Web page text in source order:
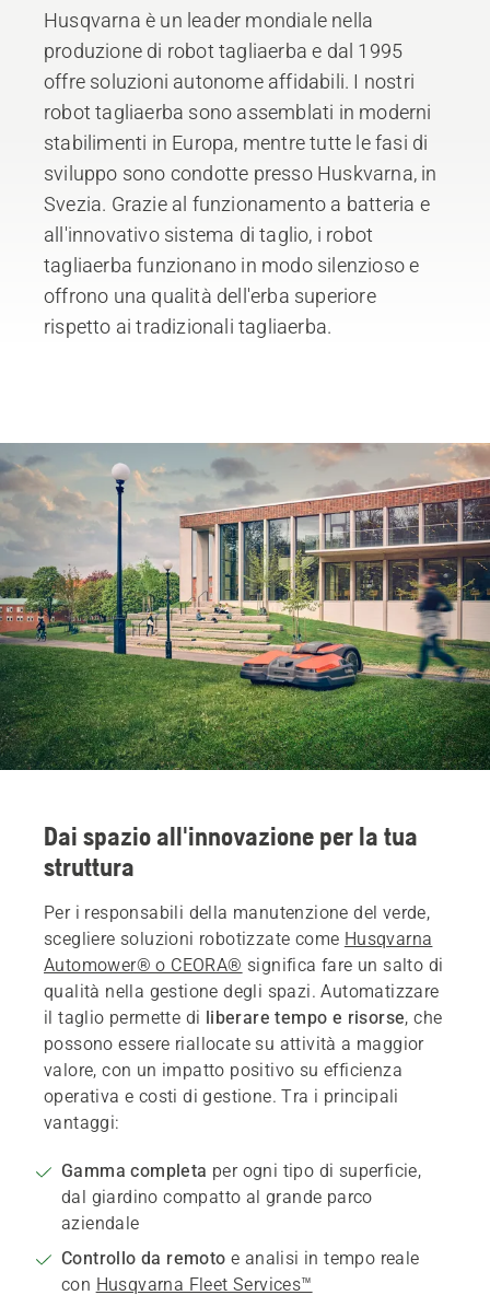
Husqvarna è un leader mondiale nella
produzione di robot tagliaerba e dal 1995
offre soluzioni autonome affidabili. I nostri
robot tagliaerba sono assemblati in moderni
stabilimenti in Europa, mentre tutte le fasi di
sviluppo sono condotte presso Huskvarna, in
Svezia. Grazie al funzionamento a batteria e
all'innovativo sistema di taglio, i robot
tagliaerba funzionano in modo silenzioso e
offrono una qualità dell'erba superiore
rispetto ai tradizionali tagliaerba.
Dai spazio all'innovazione per la tua
struttura
Per i responsabili della manutenzione del verde,
scegliere soluzioni robotizzate come Husqvarna
Automower® o CEORA® significa fare un salto di
qualità nella gestione degli spazi. Automatizzare
il taglio permette di liberare tempo e risorse, che
possono essere riallocate su attività a maggior
valore, con un impatto positivo su efficienza
operativa e costi di gestione. Tra i principali
vantaggi:
Gamma completa per ogni tipo di superficie,
dal giardino compatto al grande parco
aziendale
Controllo da remoto e analisi in tempo reale
con Husqvarna Fleet Services™